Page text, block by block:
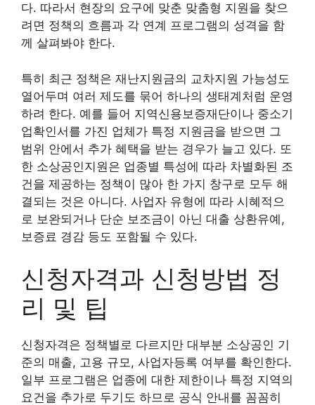
다. 따라서 현장의 요구에 맞춘 맞춤형 지원을 찾으
려면 정책의 흐름과 각 연계 프로그램의 성격을 함
께 살펴봐야 한다.
특히 최근 정책은 재난지원금의 교차지원 가능성도
열어두며 여러 제도를 묶어 하나의 생태계처럼 운영
하려 한다. 예를 들어 지역신용보증재단이나 중소기
업확인서를 가진 업체가 특정 지원금을 받으면 그
범위 안에서 추가 혜택을 받는 경우가 늘고 있다. 또
한 소상공인지원은 업종별 특성에 따라 차별화된 조
건을 제공하는 정책이 많아 한 가지 창구로 모두 해
결되는 것은 아니다. 사업자 유형에 따라 시혜적으
로 보완되거나 단순 보조금이 아닌 대출 상환유예,
보증료 경감 등도 포함될 수 있다.
신청자격과 신청방법 정
리 및 팁
신청자격은 정책별로 다르지만 대부분 소상공인 기
준의 매출, 고용 규모, 사업자등록 여부를 확인한다.
일부 프로그램은 업종에 대한 제한이나 특정 지역의
요건을 추가로 두기도 하므로 공식 안내를 꼼꼼히